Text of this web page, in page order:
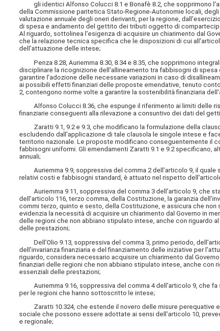
gli identici Alfonso Colucci 8.1 e Bonafè 8.2, che sopprimono
della Commissione paritetica Stato-Regione-Autonomie locali,
valutazione annuale degli oneri derivanti, per la regione,
di spesa e andamento del gettito dei tributi oggetto di
Al riguardo, sottolinea l'esigenza di acquisire un chiarimento dal
che la relazione tecnica specifica che le disposizioni di cui
dell'attuazione delle intese;
Penza 8.28, Auriemma 8.30, 8.34 e 8.35, che sopprimono
disciplinare la ricognizione dell'allineamento tra fabbisogni di
garantire l'adozione delle necessarie variazioni in caso di
ai possibili effetti finanziari delle proposte emendative, tenuto
2, contengono norme volte a garantire la sostenibilità finanziaria
Alfonso Colucci 8.36, che espunge il riferimento ai limiti delle
finanziarie conseguenti alla rilevazione a consuntivo dei dati del
Zaratti 9.1, 9.2 e 9.3, che modificano la formulazione della
escludendo dall'applicazione di tale clausola le singole intese e
territorio nazionale. Le proposte modificano conseguentemente il
fabbisogni uniformi. Gli emendamenti Zaratti 9.1 e 9.2 specificano,
annuali;
Auriemma 9.9, soppressiva del comma 2 dell'articolo 9, il quale
relativi costi e fabbisogni standard, è attuato nel rispetto
Auriemma 9.11, soppressiva del comma 3 dell'articolo 9, che
dell'articolo 116, terzo comma, della Costituzione, la garanzia
commi terzo, quinto e sesto, della Costituzione, e assicura che
evidenzia la necessità di acquisire un chiarimento dal Governo in
delle regioni che non abbiano stipulato intese, anche con riguardo
delle prestazioni;
Dell'Olio 9.13, soppressiva del comma 3, primo periodo,
dell'invarianza finanziaria e del finanziamento delle iniziative per
riguardo, considera necessario acquisire un chiarimento dal
finanziari delle regioni che non abbiano stipulato intese, anche con
essenziali delle prestazioni;
Auriemma 9.16, soppressiva del comma 4 dell'articolo 9, che fa
per le regioni che hanno sottoscritto le intese;
Zaratti 10.324, che estende il novero delle misure perequative
sociale che possono essere adottate ai sensi dell'articolo 10,
e regionale;